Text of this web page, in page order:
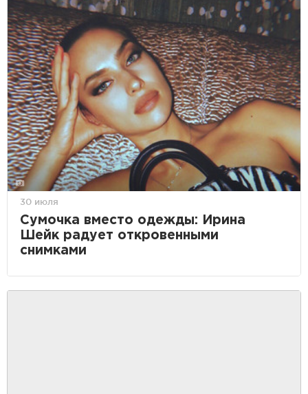
30 июля
Сумочка вместо одежды: Ирина
Шейк радует откровенными
снимками